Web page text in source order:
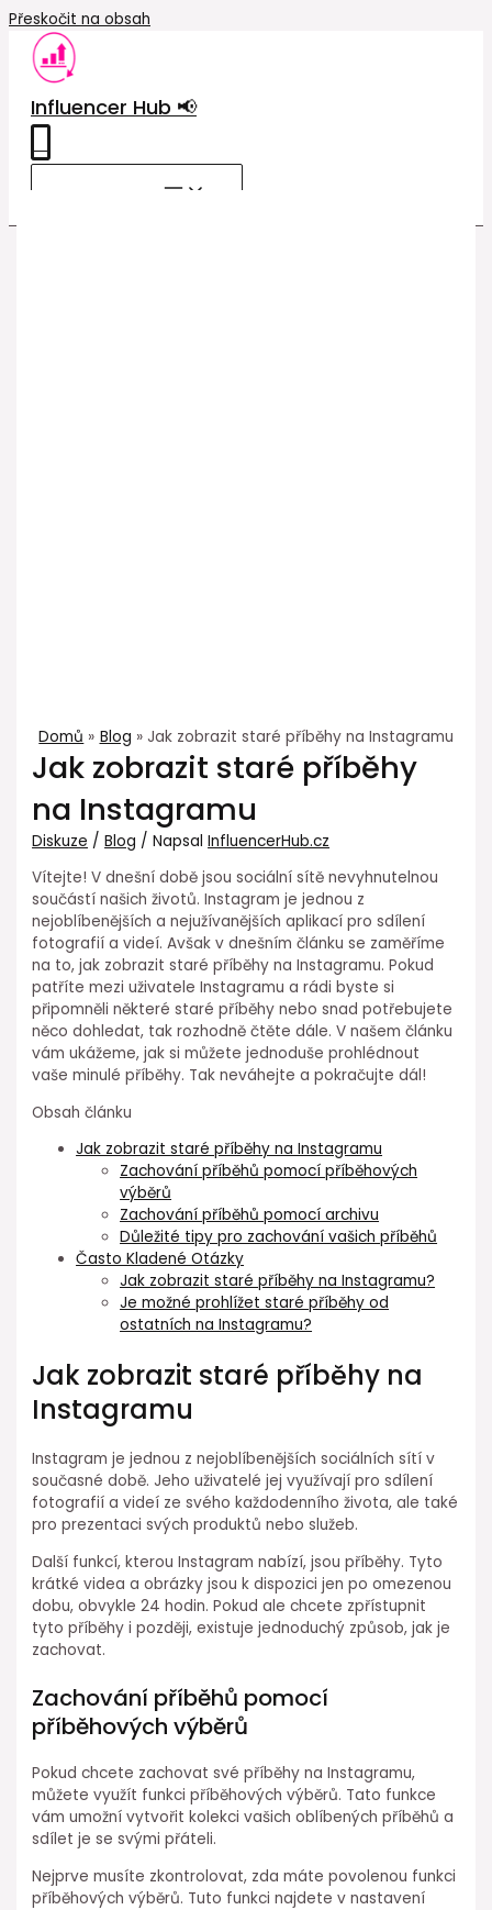
Přeskočit na obsah
Influencer Hub 📢
Domů Blog Jak zobrazit staré příběhy na Instagramu
Jak zobrazit staré příběhy
na Instagramu
Diskuze /Blog / NapsalInfluencerHub.cz
Vítejte! V dnešní době jsou sociální sítě nevyhnutelnou
součástí našich životů. Instagram je jednou z
nejoblíbenějších a nejužívanějších aplikací pro sdílení
fotografií a videí. Avšak v dnešním článku se zaměříme
na to, jak zobrazit staré příběhy na Instagramu. Pokud
patříte mezi uživatele Instagramu a rádi byste si
připomněli některé staré příběhy nebo snad potřebujete
něco dohledat, tak rozhodně čtěte dále. V našem článku
vám ukážeme, jak si můžete jednoduše prohlédnout
vaše minulé příběhy. Tak neváhejte a pokračujte dál!
Obsah článku
Jak zobrazit staré příběhy na Instagramu
Zachování příběhů pomocí příběhových
výběrů
Zachování příběhů pomocí archivu
Důležité tipy pro zachování vašich příběhů
Často Kladené Otázky
Jak zobrazit staré příběhy na Instagramu?
Je možné prohlížet staré příběhy od
ostatních na Instagramu?
Jak zobrazit staré příběhy na
Instagramu
Instagram je jednou z nejoblíbenějších sociálních sítí v
současné době. Jeho uživatelé jej využívají pro sdílení
fotografií a videí ze svého každodenního života, ale také
pro prezentaci svých produktů nebo služeb.
Další funkcí, kterou Instagram nabízí, jsou příběhy. Tyto
krátké videa a obrázky jsou k dispozici jen po omezenou
dobu, obvykle 24 hodin. Pokud ale chcete zpřístupnit
tyto příběhy i později, existuje jednoduchý způsob, jak je
zachovat.
Zachování příběhů pomocí
příběhových výběrů
Pokud chcete zachovat své příběhy na Instagramu,
můžete využít funkci příběhových výběrů. Tato funkce
vám umožní vytvořit kolekci vašich oblíbených příběhů a
sdílet je se svými přáteli.
Nejprve musíte zkontrolovat, zda máte povolenou funkci
příběhových výběrů. Tuto funkci najdete v nastavení